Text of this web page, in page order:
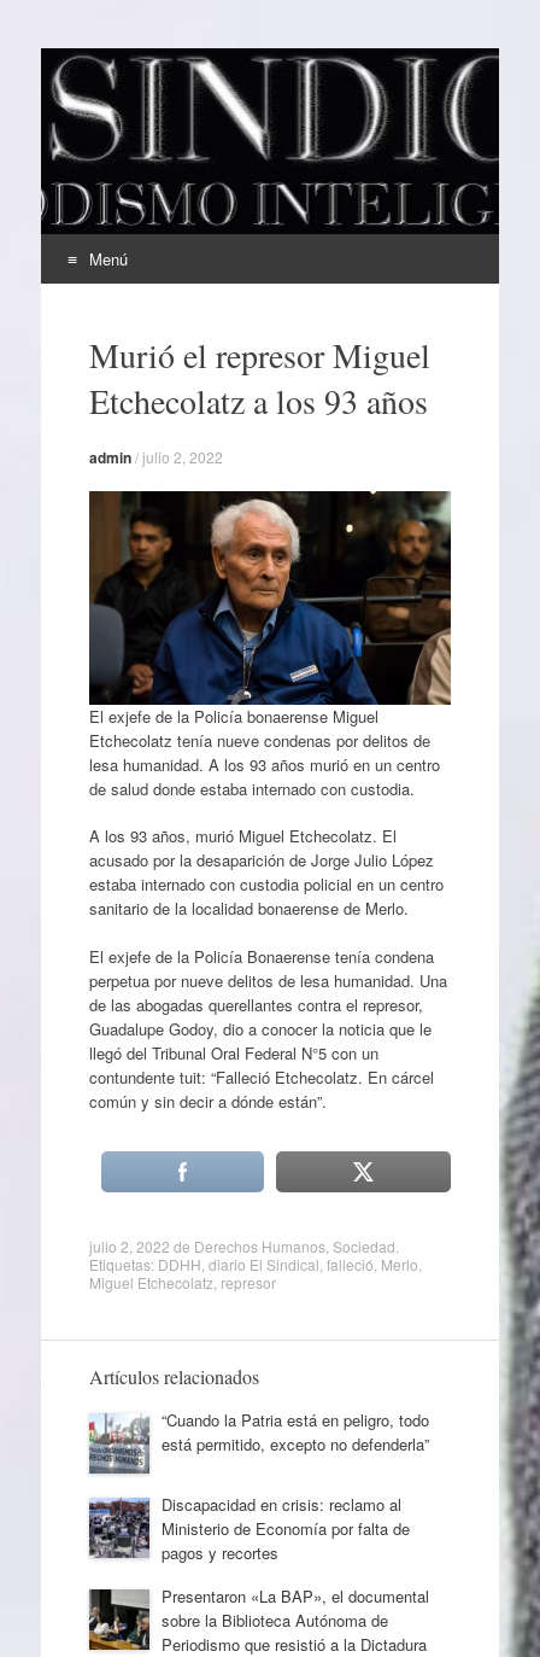
EL SINDICAL
Periodismo Inteligente
Menú
contenidoMurió el represor Miguel
Etchecolatz a los 93 años
admin/julio 2, 2022
El exjefe de la Policía bonaerense Miguel
Etchecolatz tenía nueve condenas por delitos de
lesa humanidad. A los 93 años murió en un centro
de salud donde estaba internado con custodia.
A los 93 años, murió Miguel Etchecolatz. El
acusado por la desaparición de Jorge Julio López
estaba internado con custodia policial en un centro
sanitario de la localidad bonaerense de Merlo.
El exjefe de la Policía Bonaerense tenía condena
perpetua por nueve delitos de lesa humanidad. Una
de las abogadas querellantes contra el represor,
Guadalupe Godoy, dio a conocer la noticia que le
llegó del Tribunal Oral Federal N°5 con un
contundente tuit: “Falleció Etchecolatz. En cárcel
común y sin decir a dónde están”.
julio 2, 2022 de Derechos Humanos, Sociedad
Etiquetas: DDHH diario El Sindical falleció Merlo
Miguel Etchecolatz, represor
Artículos relacionados
“Cuando la Patria está en peligro, todo
está permitido, excepto no defenderla”
Discapacidad en crisis: reclamo al
Ministerio de Economía por falta de
pagos y recortes
Presentaron «La BAP», el documental
sobre la Biblioteca Autónoma de
Periodismo que resistió a la Dictadura